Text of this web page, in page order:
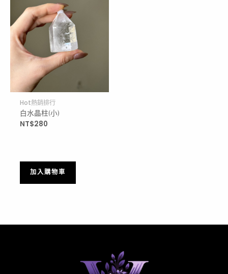
Hot熱銷排行
白水晶柱(小)
NT$280
加入購物車